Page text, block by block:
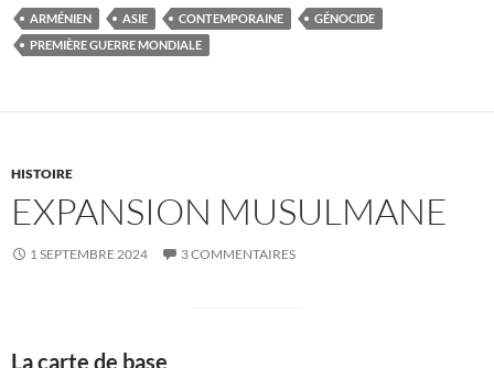
ARMÉNIEN ASIE CONTEMPORAINE
GÉNOCIDE
PREMIÈRE GUERRE MONDIALE
HISTOIRE
EXPANSION MUSULMANE
1 SEPTEMBRE 2024 3 COMMENTAIRES
La carte de base